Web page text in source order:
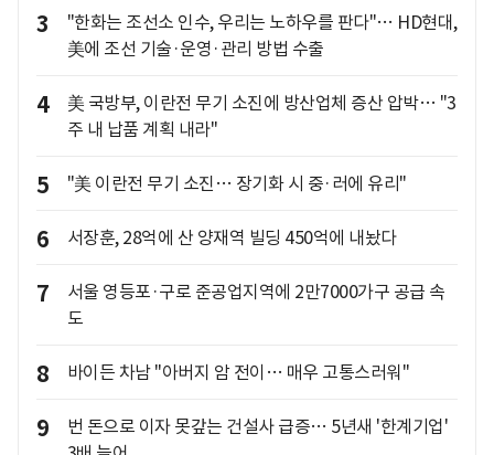
3
"한화는 조선소 인수, 우리는 노하우를 판다"… HD현대,
美에 조선 기술·운영·관리 방법 수출
4
美 국방부, 이란전 무기 소진에 방산업체 증산 압박… "3
주 내 납품 계획 내라"
5 "美 이란전 무기 소진… 장기화 시 중·러에 유리"
6 서장훈, 28억에 산 양재역 빌딩 450억에 내놨다
7
서울 영등포·구로 준공업지역에 2만7000가구 공급 속
도
8 바이든 차남 "아버지 암 전이… 매우 고통스러워"
9
번 돈으로 이자 못갚는 건설사 급증… 5년새 '한계기업'